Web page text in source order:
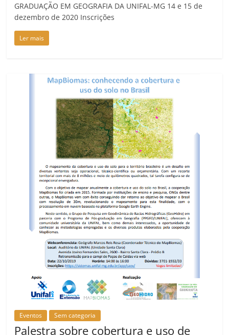
GRADUAÇÃO EM GEOGRAFIA DA UNIFAL-MG 14 e 15 de
dezembro de 2020 Inscrições
Ler mais
Eventos Sem categoria
Palestra sobre cobertura e uso de